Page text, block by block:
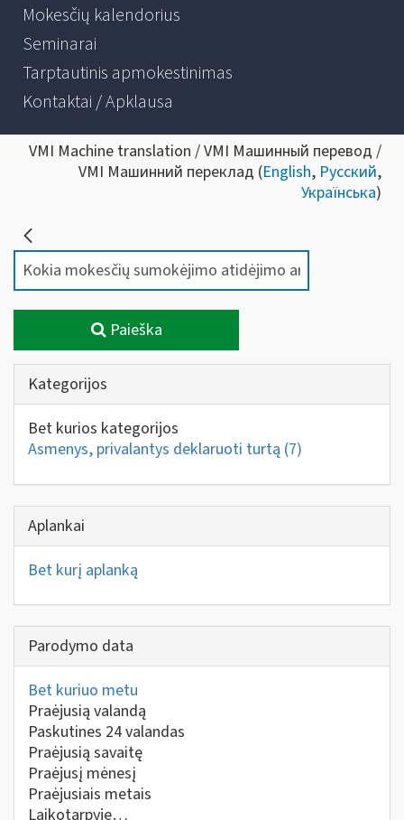
Mokesčių kalendorius
Seminarai
Tarptautinis apmokestinimas
Kontaktai / Apklausa
VMI Machine translation / VMI Машинный перевод /
VMI Машинний переклад (English, Русский,
Українська)
Paieška
Kategorijos
Bet kurios kategorijos
Asmenys, privalantys deklaruoti turtą (7)
Aplankai
Bet kurį aplanką
Parodymo data
Bet kuriuo metu
Praėjusią valandą
Paskutines 24 valandas
Praėjusią savaitę
Praėjusį mėnesį
Praėjusiais metais
Laikotarpyje…